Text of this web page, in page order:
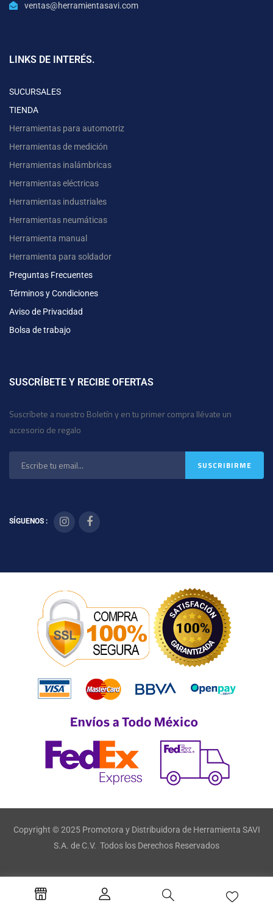
ventas@herramientasavi.com
LINKS DE INTERÉS.
SUCURSALES
TIENDA
Herramientas para automotriz
Herramientas de medición
Herramientas inalámbricas
Herramientas eléctricas
Herramientas industriales
Herramientas neumáticas
Herramienta manual
Herramienta para soldador
Preguntas Frecuentes
Términos y Condiciones
Aviso de Privacidad
Bolsa de trabajo
SUSCRÍBETE Y RECIBE OFERTAS
Suscríbete a nuestro Boletín y en tu primer compra llévate un
accesorio de regalo
SÍGUENOS :
Copyright © 2025 Promotora y Distribuidora de Herramienta SAVI
S.A. de C.V. Todos los Derechos Reservados